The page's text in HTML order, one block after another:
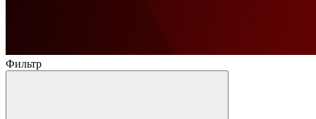
Фильтр